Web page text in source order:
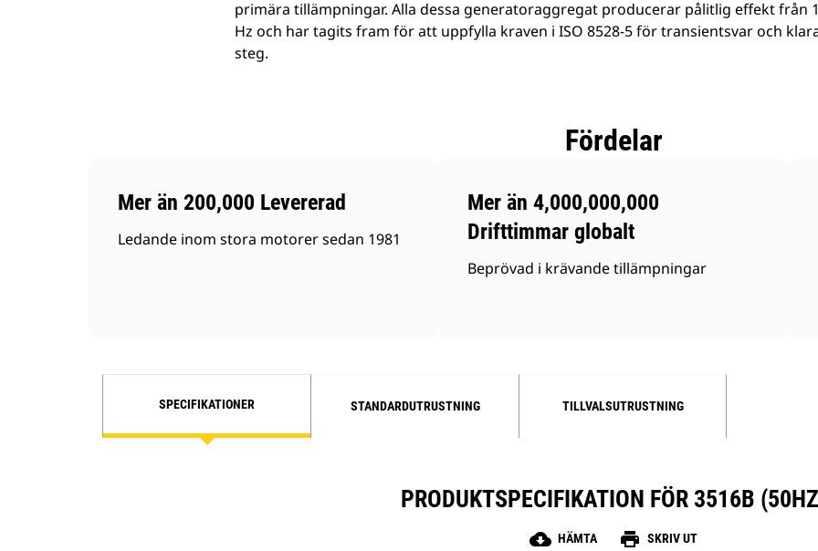
primära tillämpningar. Alla dessa generatoraggregat producerar pålitlig effekt från 1
Hz och har tagits fram för att uppfylla kraven i ISO 8528-5 för transientsvar och
steg.
Fördelar
Mer än 200,000 Levererad
Ledande inom stora motorer sedan 1981
Mer än 4,000,000,000
Drifttimmar globalt
Beprövad i krävande tillämpningar
SPECIFIKATIONER STANDARDUTRUSTNING TILLVALSUTRUSTNING
PRODUKTSPECIFIKATION FÖR 3516B
cloud_download HÄMTA print SKRIV UT